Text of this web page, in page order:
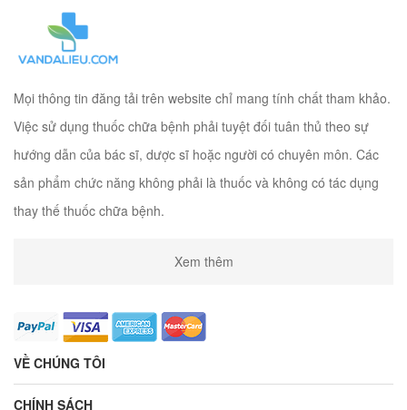
Mọi thông tin đăng tải trên website chỉ mang tính chất tham khảo.
Việc sử dụng thuốc chữa bệnh phải tuyệt đối tuân thủ theo sự
hướng dẫn của bác sĩ, dược sĩ hoặc người có chuyên môn. Các
sản phẩm chức năng không phải là thuốc và không có tác dụng
thay thế thuốc chữa bệnh.
Xem thêm
VỀ CHÚNG TÔI
CHÍNH SÁCH